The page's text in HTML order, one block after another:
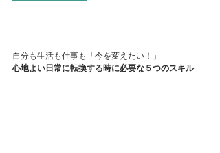
自分も生活も仕事も「今を変えたい！」
心地よい日常に転換する時に必要な５つのスキル